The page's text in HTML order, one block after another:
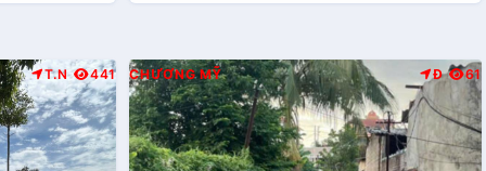
T.N 441 CHƯƠNG MỸ Đ 61